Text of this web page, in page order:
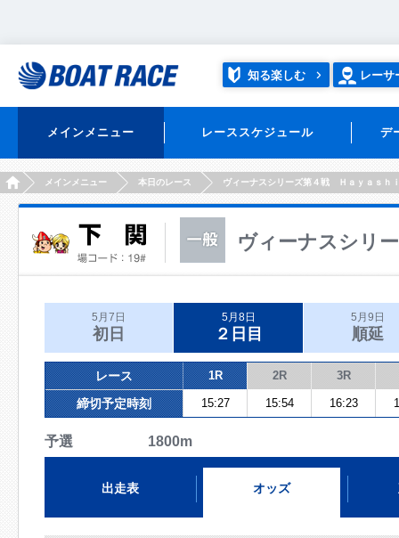
知る楽しむ レーサ
メインメニュー レーススケジュール デ
HOMEメインメニュー 本日のレース ヴィーナスシリーズ第４戦 Ｈａｙａｓｈ
ヴィーナスシリ
5月7日
初日
5月8日
２日目
5月9日
順延
レース 1R 2R 3R
締切予定時刻 15:27 15:54 16:23
予選 1800m
出走表 オッズ